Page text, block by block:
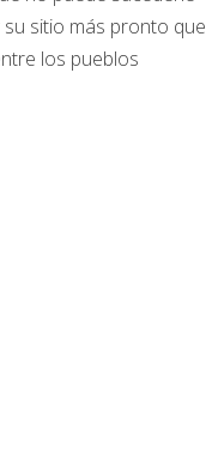
sitio más pronto que
los pueblos